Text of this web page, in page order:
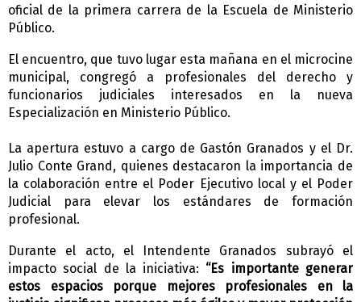
oficial de la primera carrera de la Escuela de Ministerio
Público.
El encuentro, que tuvo lugar esta mañana en el microcine
municipal, congregó a profesionales del derecho y
funcionarios judiciales interesados en la nueva
Especialización en Ministerio Público.
La apertura estuvo a cargo de Gastón Granados y el Dr.
Julio Conte Grand, quienes destacaron la importancia de
la colaboración entre el Poder Ejecutivo local y el Poder
Judicial para elevar los estándares de formación
profesional.
Durante el acto, el Intendente Granados subrayó el
impacto social de la iniciativa: “Es importante generar
estos espacios porque mejores profesionales en la